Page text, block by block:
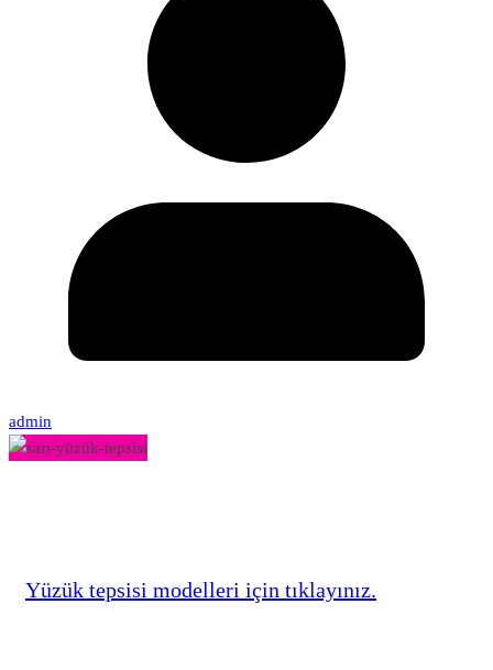
admin
Yüzük tepsisi modelleri için tıklayınız.